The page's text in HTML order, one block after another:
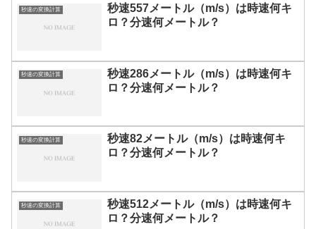
秒速の変換計算
秒速557メートル（m/s）は時速何キ
ロ？分速何メートル？
秒速の変換計算
秒速286メートル（m/s）は時速何キ
ロ？分速何メートル？
秒速の変換計算
秒速82メートル（m/s）は時速何キ
ロ？分速何メートル？
秒速の変換計算
秒速512メートル（m/s）は時速何キ
ロ？分速何メートル？